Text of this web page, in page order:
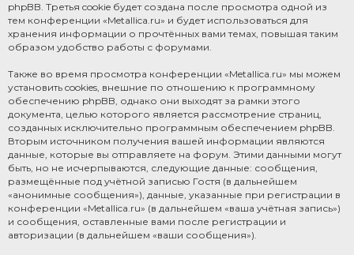
phpBB. Третья cookie будет создана после просмотра одной из
тем конференции «Metallica.ru» и будет использоваться для
хранения информации о прочтённых вами темах, повышая таким
образом удобство работы с форумами.
Также во время просмотра конференции «Metallica.ru» мы можем
установить cookies, внешние по отношению к программному
обеспечению phpBB, однако они выходят за рамки этого
документа, целью которого является рассмотрение страниц,
созданных исключительно программным обеспечением phpBB.
Вторым источником получения вашей информации являются
данные, которые вы отправляете на форум. Этими данными могут
быть, но не исчерпываются, следующие данные: сообщения,
размещённые под учётной записью Гостя (в дальнейшем
«анонимные сообщения»), данные, указанные при регистрации в
конференции «Metallica.ru» (в дальнейшем «ваша учётная запись»)
и сообщения, оставленные вами после регистрации и
авторизации (в дальнейшем «ваши сообщения»).